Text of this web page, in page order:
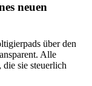
neuen
über den
Alle
die sie steuerlich